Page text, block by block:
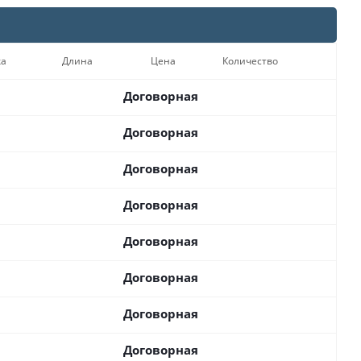
Длина Цена Количество
Договорная
Договорная
Договорная
Договорная
Договорная
Договорная
Договорная
Договорная